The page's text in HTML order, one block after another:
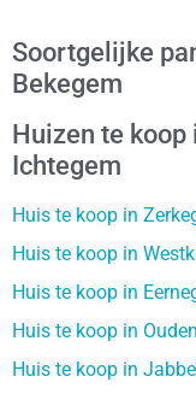
Soortgelijke
Bekegem
Huizen te koop
Ichtegem
Huis te koop in
Huis te koop in
Huis te koop in
Huis te koop in
Huis te koop in